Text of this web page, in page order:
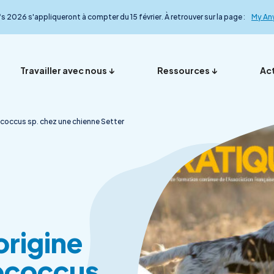
2026 s'appliqueront à compter du 15 février. À retrouver sur la page : My
Démarche qualité Nos
Travailler avec nous
My Anydiag
Ressources
Nos
le détail
sp. chez une chienne Setter